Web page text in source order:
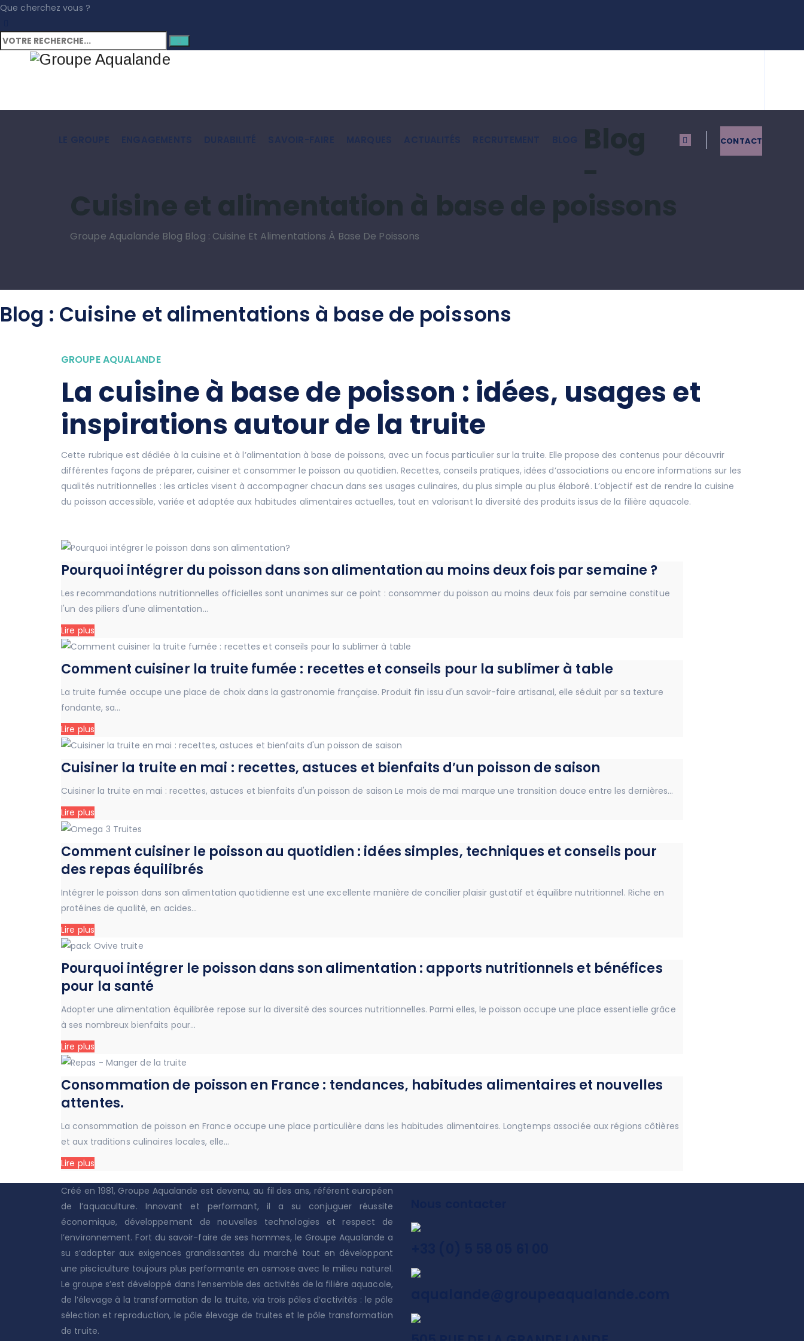
Que cherchez vous ?
CONTACT
Blog
-
Cuisine et alimentation à base de poissons
Groupe Aqualande Blog Blog : Cuisine Et Alimentations À Base De Poissons
Blog : Cuisine et alimentations à base de poissons
GROUPE AQUALANDE
La cuisine à base de poisson : idées, usages et
inspirations autour de la truite
Cette rubrique est dédiée à la cuisine et à l’alimentation à base de poissons, avec un focus particulier sur la truite. Elle propose des contenus pour découvrir
différentes façons de préparer, cuisiner et consommer le poisson au quotidien. Recettes, conseils pratiques, idées d’associations ou encore informations sur les
qualités nutritionnelles : les articles visent à accompagner chacun dans ses usages culinaires, du plus simple au plus élaboré. L’objectif est de rendre la cuisine
du poisson accessible, variée et adaptée aux habitudes alimentaires actuelles, tout en valorisant la diversité des produits issus de la filière aquacole.
Pourquoi intégrer du poisson dans son alimentation au moins deux fois par semaine ?
Les recommandations nutritionnelles officielles sont unanimes sur ce point : consommer du poisson au moins deux fois par semaine constitue
l'un des piliers d'une alimentation…
Lire plus
Comment cuisiner la truite fumée : recettes et conseils pour la sublimer à table
La truite fumée occupe une place de choix dans la gastronomie française. Produit fin issu d'un savoir-faire artisanal, elle séduit par sa texture
fondante, sa…
Lire plus
Cuisiner la truite en mai : recettes, astuces et bienfaits d’un poisson de saison
Cuisiner la truite en mai : recettes, astuces et bienfaits d'un poisson de saison Le mois de mai marque une transition douce entre les dernières…
Lire plus
Comment cuisiner le poisson au quotidien : idées simples, techniques et conseils pour
des repas équilibrés
Intégrer le poisson dans son alimentation quotidienne est une excellente manière de concilier plaisir gustatif et équilibre nutritionnel. Riche en
protéines de qualité, en acides…
Lire plus
Pourquoi intégrer le poisson dans son alimentation : apports nutritionnels et bénéfices
pour la santé
Adopter une alimentation équilibrée repose sur la diversité des sources nutritionnelles. Parmi elles, le poisson occupe une place essentielle grâce
à ses nombreux bienfaits pour…
Lire plus
Consommation de poisson en France : tendances, habitudes alimentaires et nouvelles
attentes.
La consommation de poisson en France occupe une place particulière dans les habitudes alimentaires. Longtemps associée aux régions côtières
et aux traditions culinaires locales, elle…
Lire plus
Créé en 1981, Groupe Aqualande est devenu, au fil des ans, référent européen
de l’aquaculture. Innovant et performant, il a su conjuguer réussite
économique, développement de nouvelles technologies et respect de
l’environnement. Fort du savoir-faire de ses hommes, le Groupe Aqualande a
su s’adapter aux exigences grandissantes du marché tout en développant
une pisciculture toujours plus performante en osmose avec le milieu naturel.
Le groupe s’est développé dans l’ensemble des activités de la filière aquacole,
de l’élevage à la transformation de la truite, via trois pôles d’activités : le pôle
sélection et reproduction, le pôle élevage de truites et le pôle transformation
de truite.